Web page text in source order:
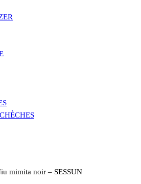
mimita noir – SESSUN